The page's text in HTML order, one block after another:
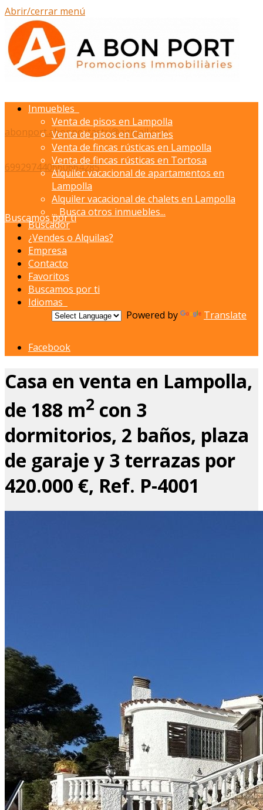
Abrir/cerrar menú
abonport.abonportastri@agmail.com
699297440660664285
Buscamos por ti
Inmuebles
Venta de pisos en Lampolla
Venta de pisos en Camarles
Venta de fincas rústicas en Lampolla
Venta de fincas rústicas en Tortosa
Alquiler vacacional de apartamentos en
Lampolla
Alquiler vacacional de chalets en Lampolla
... Busca otros inmuebles...
Buscador
¿Vendes o Alquilas?
Empresa
Contacto
Favoritos
Buscamos por ti
Idiomas
Powered by
Translate
Facebook
Casa en venta en Lampolla,
de 188 m2 con 3
dormitorios, 2 baños, plaza
de garaje y 3 terrazas por
420.000 €, Ref. P-4001